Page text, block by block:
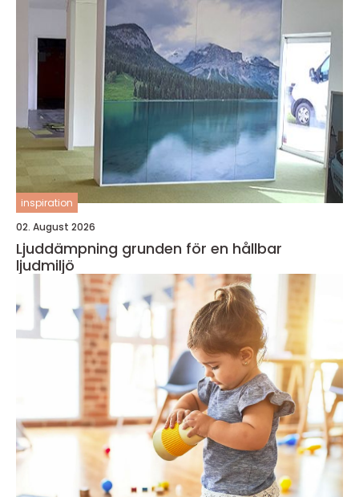
inspiration
02. August 2026
Ljuddämpning grunden för en hållbar
ljudmiljö